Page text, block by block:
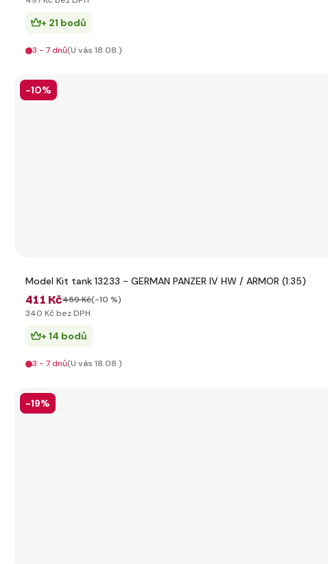
+ 21 bodů
3 - 7 dnů(U vás 18.08.)
-10%
Model Kit tank 13233 - GERMAN PANZER IV HW / ARMOR (1:35)
411 Kč459 Kč(-10 %)
340 Kč bez DPH
+ 14 bodů
3 - 7 dnů(U vás 18.08.)
-19%